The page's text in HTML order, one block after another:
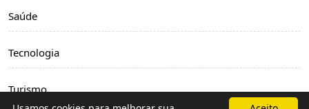
Saúde
Tecnologia
Turismo